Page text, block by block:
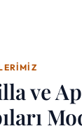
ve